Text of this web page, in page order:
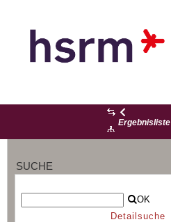
Ergebnisliste
SUCHE
OK
Detailsuche